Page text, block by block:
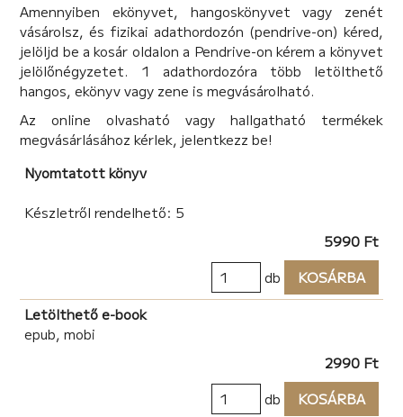
Amennyiben ekönyvet, hangoskönyvet vagy zenét
vásárolsz, és fizikai adathordozón (pendrive-on) kéred,
jelöljd be a kosár oldalon a Pendrive-on kérem a könyvet
jelölőnégyzetet. 1 adathordozóra több letölthető
hangos, ekönyv vagy zene is megvásárolható.
Az online olvasható vagy hallgatható termékek
megvásárlásához kérlek, jelentkezz be!
Nyomtatott könyv
Készletről rendelhető: 5
5990 Ft
db
KOSÁRBA
Letölthető e-book
epub, mobi
2990 Ft
db
KOSÁRBA